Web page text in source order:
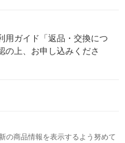
用ガイド「返品・交換につ
の上、お申し込みくださ
の商品情報を表示するよう努めて